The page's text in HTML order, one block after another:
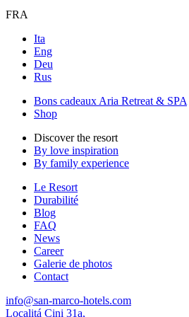
FRA
Ita
Eng
Deu
Rus
Bons cadeaux Aria Retreat & SPA
Shop
Discover the resort
By love inspiration
By family experience
Le Resort
Durabilité
Blog
FAQ
News
Career
Galerie de photos
Contact
info@san-marco-hotels.com
Localitá Cini 31a,